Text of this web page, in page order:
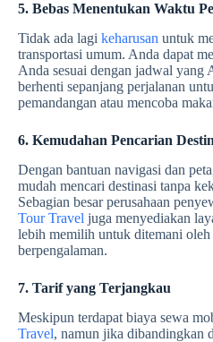
5. Bebas Menentukan Waktu
Tidak ada lagi keharusan untuk
transportasi umum. Anda dapat
Anda sesuai dengan jadwal yang
berhenti sepanjang perjalanan
pemandangan atau mencoba
6. Kemudahan Pencarian
Dengan bantuan navigasi dan
mudah mencari destinasi tanpa
Sebagian besar perusahaan
Tour Travel juga menyediakan
lebih memilih untuk ditemani oleh
berpengalaman.
7. Tarif yang Terjangkau
Meskipun terdapat biaya sewa
Travel, namun jika dibandingkan